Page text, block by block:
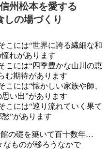
州松本を愛する
しの場づくり
には“世界に誇る繊細な和
れがあります
には“四季豊かな山川の恵
む期待があります
には“懐かしい家族や師、
い出”があります
には“巡り流れていく果て
”があります
の礎を築いて百十数年…
なものが移ろうなかで